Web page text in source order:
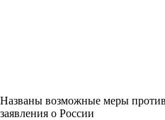
Названы возможные меры
заявления о России